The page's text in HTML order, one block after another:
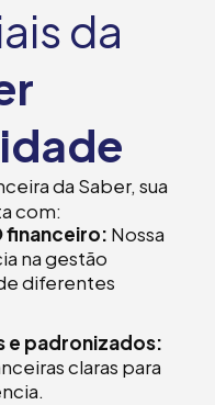
da
da Saber, sua
com:
financeiro: Nossa
na gestão
diferentes
e padronizados:
claras para